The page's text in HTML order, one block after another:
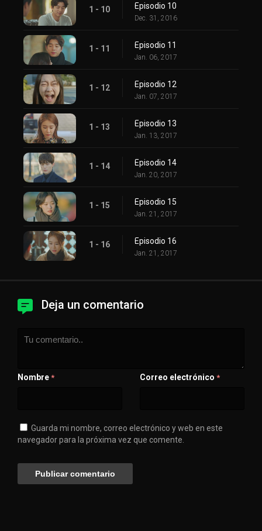
1 - 10 Episodio 10
Dec. 31, 2016
1 - 11 Episodio 11
Jan. 06, 2017
1 - 12 Episodio 12
Jan. 07, 2017
1 - 13 Episodio 13
Jan. 13, 2017
1 - 14 Episodio 14
Jan. 20, 2017
1 - 15 Episodio 15
Jan. 21, 2017
1 - 16 Episodio 16
Jan. 21, 2017
Deja un comentario
Nombre * Correo electrónico *
Guarda mi nombre, correo electrónico y web en este
navegador para la próxima vez que comente.